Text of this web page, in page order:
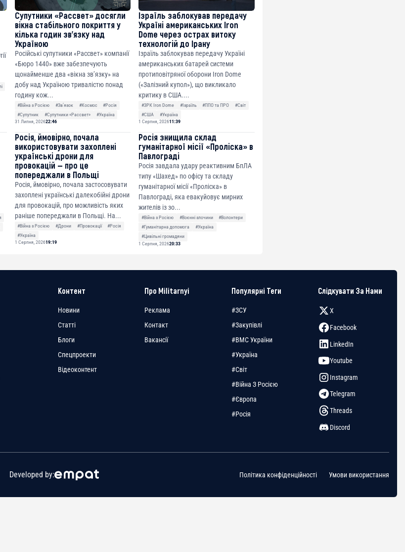
Супутники «Рассвет» досягли
вікна стабільного покриття у
кілька годин зв’язку над
Україною
Російські супутники «Рассвет» компанії
«Бюро 1440» вже забезпечують
щонайменше два «вікна зв’язку» на
добу над Україною тривалістю понад
годину кож...
#Війна з Росією #Звʼязок #Космос
#Росія
#Супутник
#Супутники «Рассвет»
#Україна
31 Липня, 202622:46
Ізраїль заблокував передачу
Україні американських Iron
Dome через острах витоку
технологій до Ірану
Ізраїль заблокував передачу Україні
американських батарей системи
протиповітряної оборони Iron Dome
(«Залізний купол»), що викликало
критику в США....
#ЗРК Iron Dome #Ізраїль #ППО та ПРО
#Світ
#США
#Україна
1 Серпня, 202611:39
Росія, ймовірно, почала
використовувати захоплені
українські дрони для
провокацій — про це
попереджали в Польщі
Росія, ймовірно, почала застосовувати
захоплені українські далекобійні дрони
для провокацій, про можливість яких
раніше попереджали в Польщі. На...
#Війна з Росією #Дрони #Провокації
#Росія
#Україна
1 Серпня, 202619:19
Росія знищила склад
гуманітарної місії «Проліска» в
Павлограді
Росія завдала удару реактивним БпЛА
типу «Шахед» по офісу та складу
гуманітарної місії «Проліска» в
Павлограді, яка евакуйовує мирних
жителів із зо...
#Війна з Росією #Воєнні злочини
#Волонтери
#Гуманітарна допомога
#Україна
#Цивільні громадяни
1 Серпня, 202620:33
Контент
Новини
Статті
Блоги
Спецпроекти
Відеоконтент
Про Militarnyi
Реклама
Контакт
Вакансії
Популярні Теги
#ЗСУ
#Закупівлі
#ВМС України
#Україна
#Світ
#Війна З Росією
#Європа
#Росія
Слідкувати За Нами
X
Facebook
LinkedIn
Youtube
Instagram
Telegram
Threads
Discord
Developed by: Політика конфіденційності Умови використання